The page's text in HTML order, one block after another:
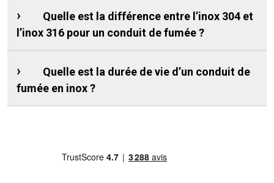
Quelle est la différence entre l’inox 304 et
l’inox 316 pour un conduit de fumée ?
Quelle est la durée de vie d’un conduit de
fumée en inox ?